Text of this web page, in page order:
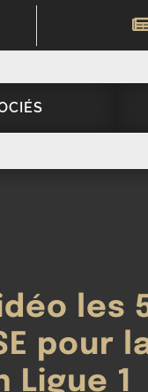
les
pour
Ligue 1